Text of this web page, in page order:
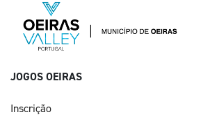
JOGOS OEIRAS
Inscrição